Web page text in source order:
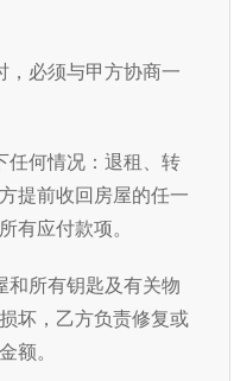
，必须与甲方协商一
任何情况：退租、转
提前收回房屋的任一
有应付款项。
和所有钥匙及有关物
坏，乙方负责修复或
额。